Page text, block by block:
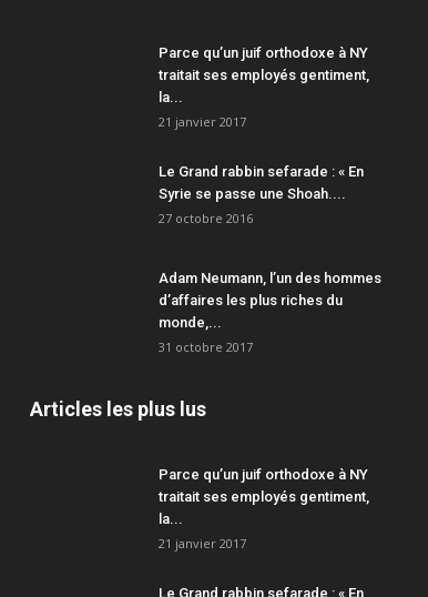
Parce qu’un juif orthodoxe à NY
traitait ses employés gentiment,
la...
21 janvier 2017
Le Grand rabbin sefarade : « En
Syrie se passe une Shoah....
27 octobre 2016
Adam Neumann, l’un des hommes
d’affaires les plus riches du
monde,...
31 octobre 2017
Articles les plus lus
Parce qu’un juif orthodoxe à NY
traitait ses employés gentiment,
la...
21 janvier 2017
Le Grand rabbin sefarade : « En